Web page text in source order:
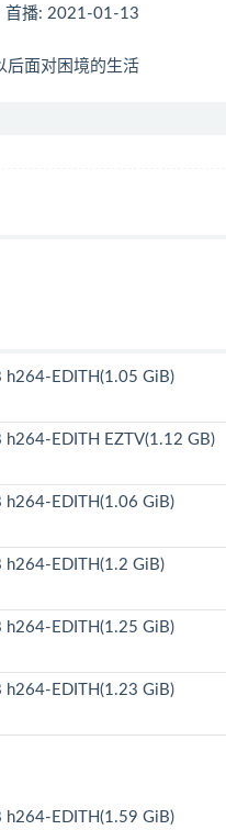
首播: 2021-01-13
后面对困境的生活
h264-EDITH(1.05 GiB)
EDITH EZTV(1.12 GB)
h264-EDITH(1.06 GiB)
h264-EDITH(1.2 GiB)
h264-EDITH(1.25 GiB)
h264-EDITH(1.23 GiB)
h264-EDITH(1.59 GiB)